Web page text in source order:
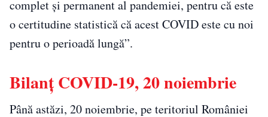
complet şi permanent al pandemiei, pentru că este
o certitudine statistică că acest COVID este cu noi
pentru o perioadă lungă”.
Bilanț COVID-19, 20 noiembrie
Până astăzi, 20 noiembrie, pe teritoriul României